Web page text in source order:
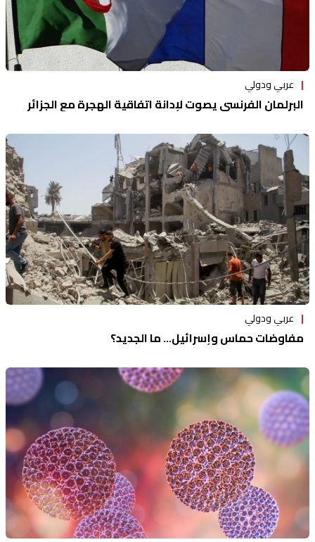
عربي ودولي
البرلمان الفرنسي يصوت لإدانة اتفاقية الهجرة مع الجزائر
عربي ودولي
مفاوضات حماس وإسرائيل... ما الجديد؟